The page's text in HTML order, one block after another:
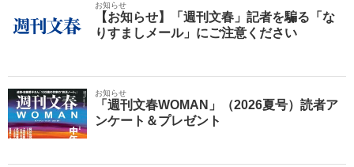
お知らせ
【お知らせ】「週刊文春」記者を騙る「な
りすましメール」にご注意ください
お知らせ
「週刊文春WOMAN」（2026夏号）読者ア
ンケート＆プレゼント